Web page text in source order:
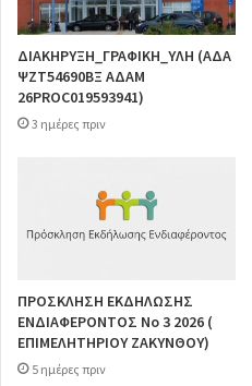
ΔΙΑΚΗΡΥΞΗ_ΓΡΑΦΙΚΗ_ΥΛΗ (ΑΔΑ
ΨΖΤ54690ΒΞ ΑΔΑΜ
26PROC019593941)
3 ημέρες πριν
ΠΡΟΣΚΛΗΣΗ ΕΚΔΗΛΩΣΗΣ
ΕΝΔΙΑΦΕΡΟΝΤΟΣ Νο 3 2026 (
ΕΠΙΜΕΛΗΤΗΡΙΟΥ ΖΑΚΥΝΘΟΥ)
5 ημέρες πριν